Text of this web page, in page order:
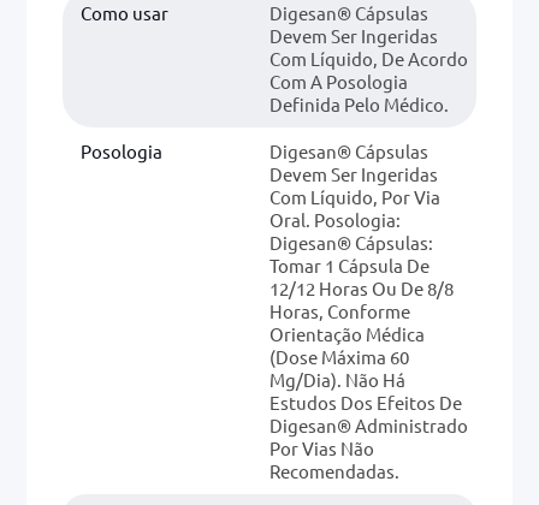
Como usar
Digesan® Cápsulas
Devem Ser Ingeridas
Com Líquido, De Acordo
Com A Posologia
Definida Pelo Médico.
Posologia
Digesan® Cápsulas
Devem Ser Ingeridas
Com Líquido, Por Via
Oral. Posologia:
Digesan® Cápsulas:
Tomar 1 Cápsula De
12/12 Horas Ou De 8/8
Horas, Conforme
Orientação Médica
(dose Máxima 60
Mg/dia). Não Há
Estudos Dos Efeitos De
Digesan® Administrado
Por Vias Não
Recomendadas.